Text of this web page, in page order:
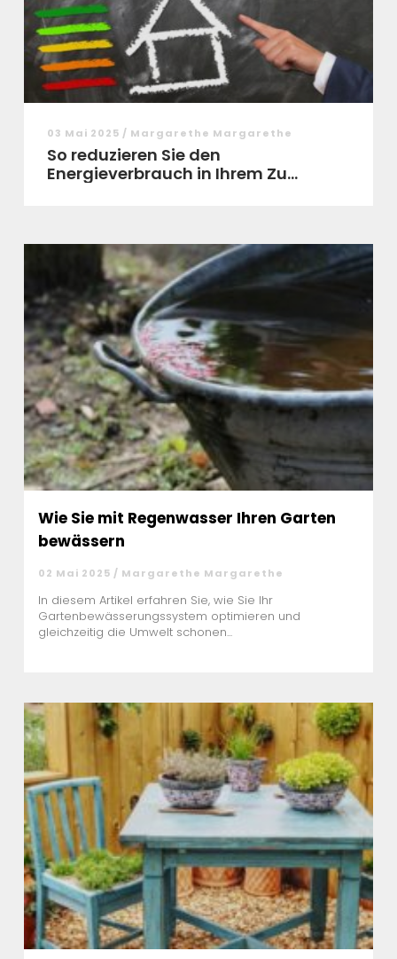
03 Mai 2025 / Margarethe Margarethe
So reduzieren Sie den
Energieverbrauch in Ihrem Zu...
Wie Sie mit Regenwasser Ihren Garten
bewässern
02 Mai 2025 / Margarethe Margarethe
In diesem Artikel erfahren Sie, wie Sie Ihr
Gartenbewässerungssystem optimieren und
gleichzeitig die Umwelt schonen...